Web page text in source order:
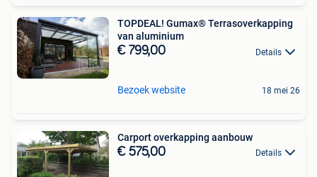
TOPDEAL! Gumax® Terrasoverkapping
van aluminium
€ 799,00 Details
Bezoek website 18 mei 26
Carport overkapping aanbouw
€ 575,00 Details